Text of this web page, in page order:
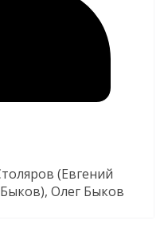
(Евгений
Олег Быков